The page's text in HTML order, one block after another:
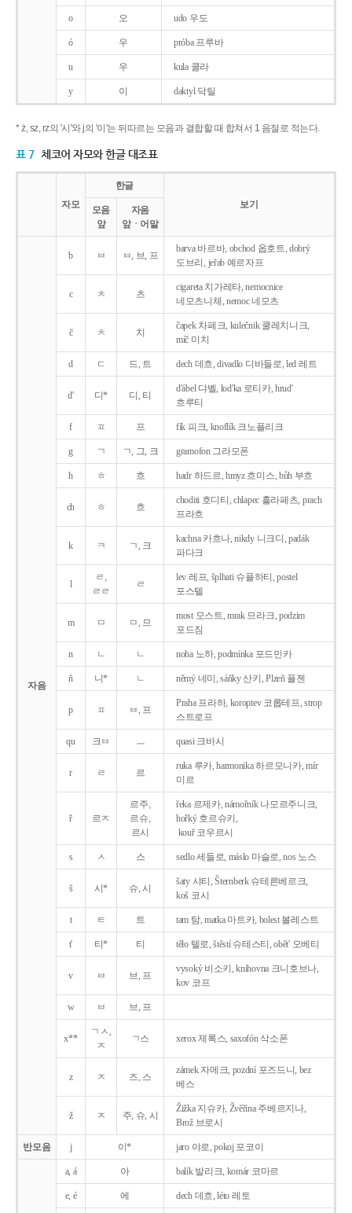
o 오 udo 우도
ó 우 próba 프루바
u 우 kula 쿨라
y 이 daktyl 닥틸
* ż, sz, rz의 '시'와 j의 '이'는 뒤따르는 모음과 결합할 때 합쳐서 1 음절로 적는다.
표 7 체코어 자모와 한글 대조표
자모
한글
보기
모음
앞
자음
앞ㆍ어말
자음
b ㅂ ㅂ, 브, 프
barva 바르바, obchod 옵호트, dobrý
도브리, jeřab 예르자프
c ㅊ 츠
cigareta 치가레타, nemocnice
네모츠니체, nemoc 네모츠
č ㅊ 치
čapek 차페크, kulečnik 쿨레치니크,
míč 미치
d ㄷ 드, 트 dech 데흐, divadlo 디바들로, led 레트
d' 디* 디, 티
d'ábel 댜벨, lod'ka 로티카, hrud'
흐루티
f ㅍ 프 fík 피크, knoflík 크노플리크
g ㄱ ㄱ, 그, 크 gramofon 그라모폰
h ㅎ 흐 hadr 하드르, hmyz 흐미스, bůh 부흐
ch ㅎ 흐
choditi 호디티, chlapec 흘라페츠, prach
프라흐
k ㅋ ㄱ, 크
kachna 카흐나, nikdy 니크디, padák
파다크
l
ㄹ,
ㄹㄹ
ㄹ
lev 레프, šplhati 슈플하티, postel
포스텔
m ㅁ ㅁ, 므
most 모스트, mrak 므라크, podzim
포드짐
n ㄴ ㄴ noha 노하, podmínka 포드민카
ň 니* ㄴ němý 네미, sáňky 산키, Plzeň 플젠
p ㅍ ㅂ, 프
Praha 프라하, koroptev 코롭테프, strop
스트로프
qu 크ㅂ ㅡ quasi 크바시
r ㄹ 르
ruka 루카, harmonika 하르모니카, mír
미르
ř 르ㅈ
르주,
르슈,
르시
řeka 르제카, námořník 나모르주니크,
hořký 호르슈키,
kouř 코우르시
s ㅅ 스 sedlo 세들로, máslo 마슬로, nos 노스
š 시* 슈, 시
šaty 샤티, Šternberk 슈테른베르크,
koš 코시
t ㅌ 트 tam 탐, matka 마트카, bolest 볼레스트
t' 티* 티 tělo 텔로, štěstí 슈테스티, obět' 오베티
v ㅂ 브, 프
vysoký 비소키, knihovna 크니호브나,
kov 코프
w ㅂ 브, 프
x**
ㄱㅅ,
ㅈ
ㄱ스 xerox 제록스, saxofón 삭소폰
z ㅈ 즈, 스
zámek 자메크, pozdní 포즈드니, bez
베스
ž ㅈ 주, 슈, 시
Žižka 지슈카, Žvěřina 주베르지나,
Brož 브로시
반모음 j 이* jaro 야로, pokoj 포코이
a, á 아 balík 발리크, komár 코마르
e, é 에 dech 데흐, léto 레토